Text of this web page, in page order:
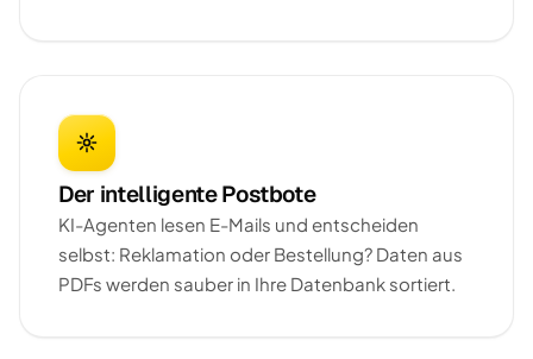
Der intelligente Postbote
KI-Agenten lesen E-Mails und entscheiden
selbst: Reklamation oder Bestellung? Daten aus
PDFs werden sauber in Ihre Datenbank sortiert.